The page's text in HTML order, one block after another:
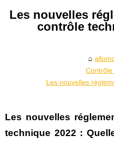
Les nouvelles
contrôle
Les nouvelles
Les nouvelles
technique 2022 :